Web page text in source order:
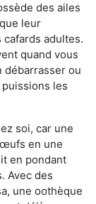
des ailes
leur
adultes.
quand vous
débarrasser ou
les
soi, car une
en une
en pondant
Avec des
une oothèque